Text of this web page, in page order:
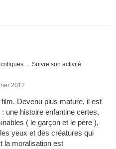
Suivre son activité
2012
Devenu plus mature, il est
une histoire enfantine certes,
( le garçon et le père ),
yeux et des créatures qui
la moralisation est